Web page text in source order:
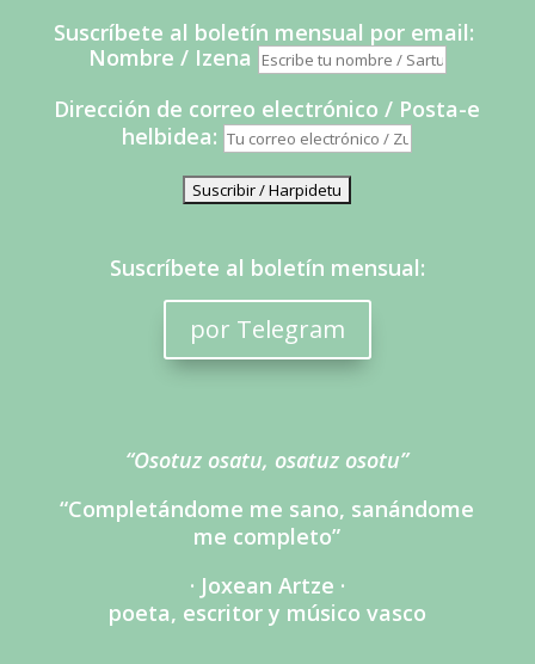
Suscríbete al boletín mensual por email:
Nombre / Izena
Dirección de correo electrónico / Posta-e
helbidea:
Suscríbete al boletín mensual:
por Telegram
“Osotuz osatu, osatuz osotu”
“Completándome me sano, sanándome
me completo”
· Joxean Artze ·
poeta, escritor y músico vasco